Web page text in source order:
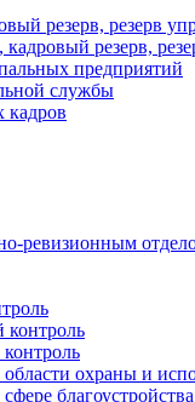
резерв, резерв
резерв,
предприятий
службы
кадров
ревизионным
охраны и
благоустройства